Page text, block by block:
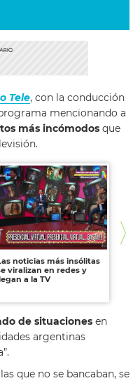
Tele, con la conducción
mencionando a
más incómodos que
noticias más insólitas
viralizan en redes y
a la TV
de situaciones en
argentinas
que no se bancaban, se